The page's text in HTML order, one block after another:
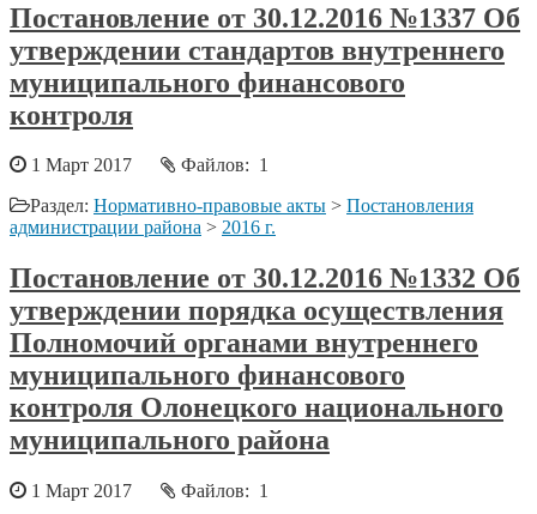
Постановление от 30.12.2016 №1337 Об
утверждении стандартов внутреннего
муниципального финансового
контроля
1 Март 2017
Файлов: 1
Раздел: Нормативно-правовые акты > Постановления
администрации района > 2016 г.
Постановление от 30.12.2016 №1332 Об
утверждении порядка осуществления
Полномочий органами внутреннего
муниципального финансового
контроля Олонецкого национального
муниципального района
1 Март 2017
Файлов: 1